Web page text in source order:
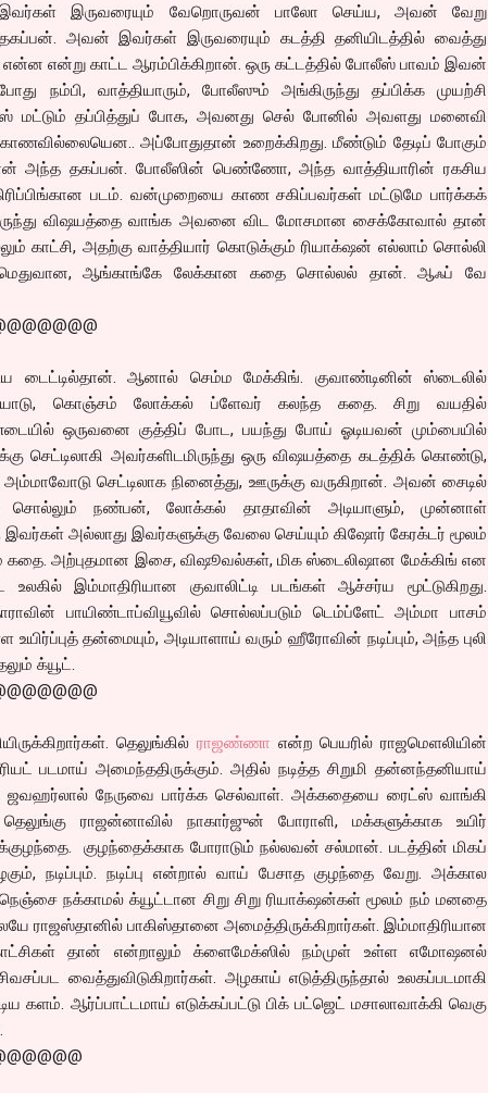
இவர்கள் இருவரையும் வேறொருவன் பாலோ செய்ய, அவன் வேறு
அவன் இவர்கள் இருவரையும் கடத்தி தனியிடத்தில் வைத்து
என்று காட்ட ஆரம்பிக்கிறான். ஒரு கட்டத்தில் போலீஸ் பாவம் இவன்
நம்பி, வாத்தியாரும், போலீஸும் அங்கிருந்து தப்பிக்க முயற்சி
மட்டும் தப்பித்துப் போக, அவனது செல் போனில் அவளது மனைவி
அப்போதுதான் உறைக்கிறது. மீண்டும் தேடிப் போகும்
அந்த தகப்பன். போலீஸின் பெண்ணோ, அந்த வாத்தியாரின் ரகசிய
படம். வன்முறையை காண சகிப்பவர்கள் மட்டுமே பார்க்கக்
விஷயத்தை வாங்க அவனை விட மோசமான சைக்கோவால் தான்
காட்சி, அதற்கு வாத்தியார் கொடுக்கும் ரியாக்‌ஷன் எல்லாம் சொல்லி
மெதுவான, ஆங்காங்கே லேக்கான கதை சொல்லல் தான். ஆஃப் வே
டைட்டில்தான். ஆனால் செம்ம மேக்கிங். குவாண்டினின் ஸ்டைலில்
கொஞ்சம் லோக்கல் ப்ளேவர் கலந்த கதை. சிறு வயதில்
ஒருவனை குத்திப் போட, பயந்து போய் ஓடியவன் மும்பையில்
செட்டிலாகி அவர்களிடமிருந்து ஒரு விஷயத்தை கடத்திக் கொண்டு,
அம்மாவோடு செட்டிலாக நினைத்து, ஊருக்கு வருகிறான். அவன் சைடில்
நண்பன், லோக்கல் தாதாவின் அடியாளும், முன்னாள்
அல்லாது இவர்களுக்கு வேலை செய்யும் கிஷோர் கேரக்டர் மூலம்
அற்புதமான இசை, விஷூவல்கள், மிக ஸ்டைலிஷான மேக்கிங் என
இம்மாதிரியான குவாலிட்டி படங்கள் ஆச்சர்ய மூட்டுகிறது.
பாயிண்டாப்வியூவில் சொல்லப்படும் டெம்ப்ளேட் அம்மா பாசம்
தன்மையும், அடியாளாய் வரும் ஹீரோவின் நடிப்பும், அந்த புலி
க்யூட்.
தெலுங்கில் ராஜண்ணா என்ற பெயரில் ராஜமெளலியின்
படமாய் அமைந்ததிருக்கும். அதில் நடித்த சிறுமி தன்னந்தனியாய்
ஜவஹர்லால் நேருவை பார்க்க செல்வாள். அக்கதையை ரைட்ஸ் வாங்கி
தெலுங்கு ராஜன்னாவில் நாகார்ஜுன் போராளி, மக்களுக்காக உயிர்
குழந்தைக்காக போராடும் நல்லவன் சல்மான். படத்தின் மிகப்
நடிப்பும். நடிப்பு என்றால் வாய் பேசாத குழந்தை வேறு. அக்கால
நெஞ்சை நக்காமல் க்யூட்டான சிறு சிறு ரியாக்‌ஷன்கள் மூலம் நம் மனதை
ராஜஸ்தானில் பாகிஸ்தானை அமைத்திருக்கிறார்கள். இம்மாதிரியான
தான் என்றாலும் க்ளைமேக்ஸில் நம்முள் உள்ள எமோஷனல்
வைத்துவிடுகிறார்கள். அழகாய் எடுத்திருந்தால் உலகப்படமாகி
களம். ஆர்ப்பாட்டமாய் எடுக்கப்பட்டு பிக் பட்ஜெட் மசாலாவாக்கி வெகு